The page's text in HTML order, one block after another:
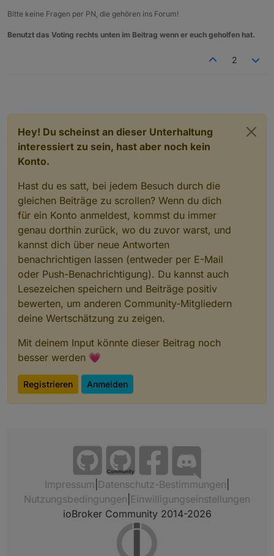
Bitte keine Fragen per PN, die gehören ins Forum!
Benutzt das Voting rechts unten im Beitrag wenn er euch geholfen hat.
2
Hey! Du scheinst an dieser Unterhaltung
interessiert zu sein, hast aber noch kein
Konto.
Hast du es satt, bei jedem Besuch durch die
gleichen Beiträge zu scrollen? Wenn du dich
für ein Konto anmeldest, kommst du immer
genau dorthin zurück, wo du zuvor warst, und
kannst dich über neue Antworten
benachrichtigen lassen (entweder per E-Mail
oder Push-Benachrichtigung). Du kannst auch
Lesezeichen speichern und Beiträge positiv
bewerten, um anderen Community-Mitgliedern
deine Wertschätzung zu zeigen.
Mit deinem Input könnte dieser Beitrag noch
besser werden 💗
Registrieren Anmelden
Community
Impressum Datenschutz-Bestimmungen
Nutzungsbedingungen Einwilligungseinstellungen
ioBroker Community 2014-2026